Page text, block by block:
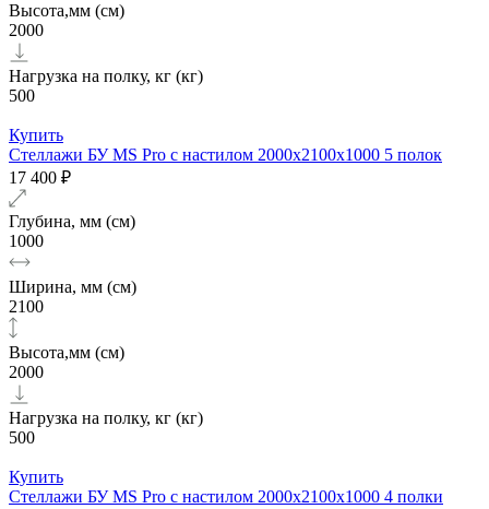
Высота,мм (см)
2000
Нагрузка на полку, кг (кг)
500
Купить
Стеллажи БУ MS Pro с настилом 2000x2100x1000 5 полок
17 400 ₽
Глубина, мм (см)
1000
Ширина, мм (см)
2100
Высота,мм (см)
2000
Нагрузка на полку, кг (кг)
500
Купить
Стеллажи БУ MS Pro с настилом 2000x2100x1000 4 полки